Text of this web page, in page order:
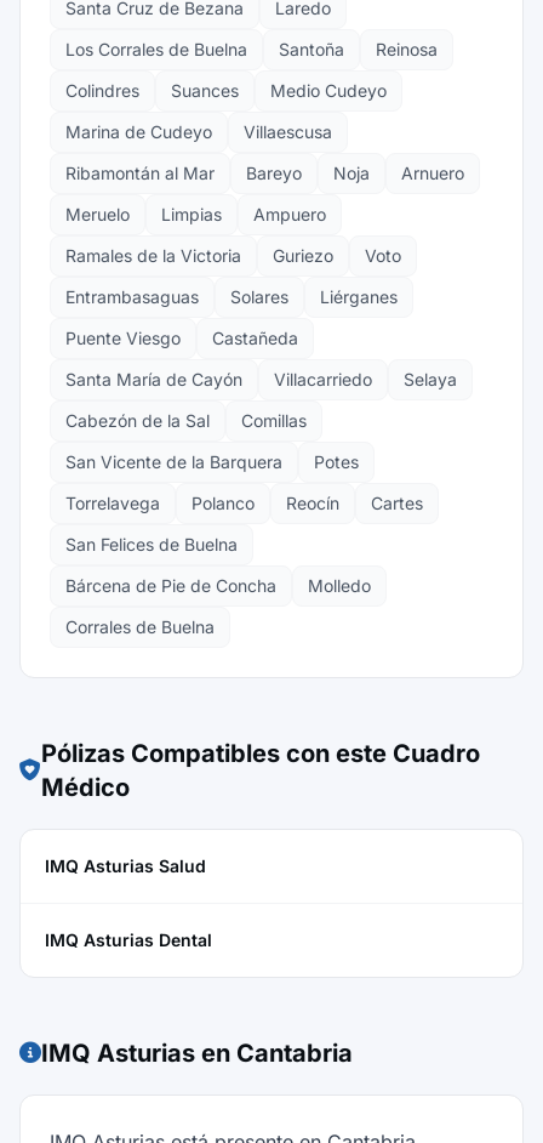
Santa Cruz de Bezana
Laredo
Los Corrales de Buelna
Santoña
Reinosa
Colindres
Suances
Medio Cudeyo
Marina de Cudeyo
Villaescusa
Ribamontán al Mar
Bareyo Noja
Arnuero
Meruelo
Limpias
Ampuero
Ramales de la Victoria
Guriezo
Voto
Entrambasaguas
Solares
Liérganes
Puente Viesgo
Castañeda
Santa María de Cayón
Villacarriedo
Selaya
Cabezón de la Sal
Comillas
San Vicente de la Barquera
Potes
Torrelavega
Polanco Reocín
Cartes
San Felices de Buelna
Bárcena de Pie de Concha
Molledo
Corrales de Buelna
Pólizas Compatibles con este Cuadro
Médico
IMQ Asturias Salud
IMQ Asturias Dental
IMQ Asturias en Cantabria